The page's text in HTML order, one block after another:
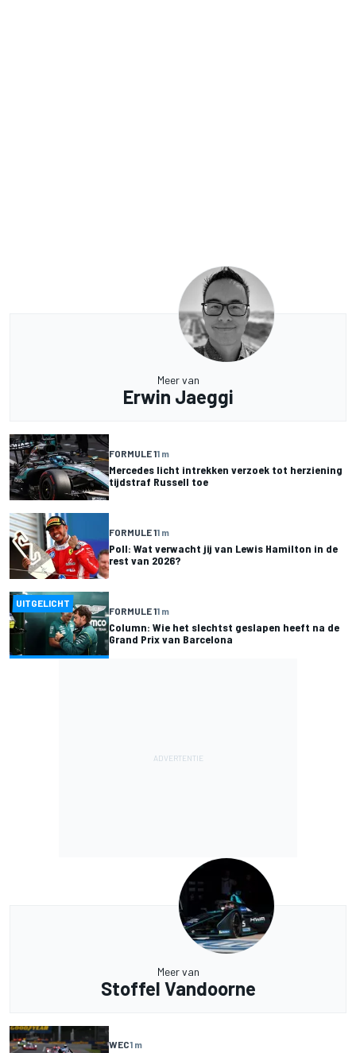
Meer van
Erwin Jaeggi
FORMULE 11 m
Mercedes licht intrekken verzoek tot herziening
tijdstraf Russell toe
FORMULE 11 m
Poll: Wat verwacht jij van Lewis Hamilton in de
rest van 2026?
UITGELICHT
FORMULE 11 m
Column: Wie het slechtst geslapen heeft na de
Grand Prix van Barcelona
Meer van
Stoffel Vandoorne
WEC1 m